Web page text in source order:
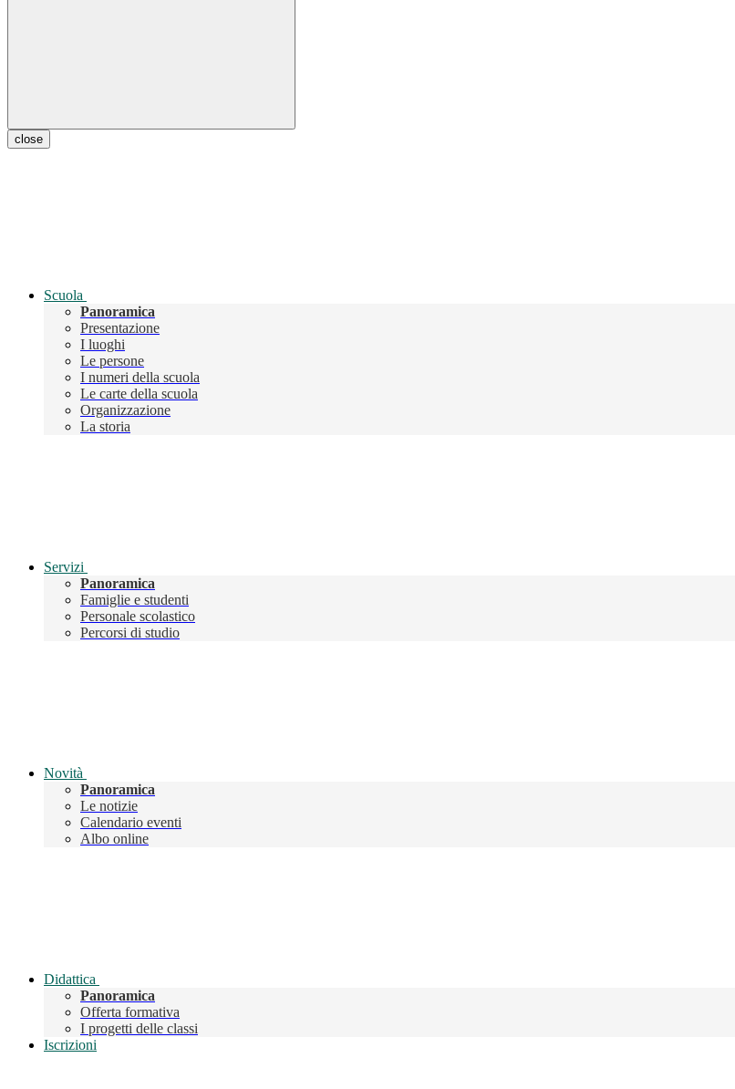
close
Scuola
Panoramica
Presentazione
I luoghi
Le persone
I numeri della scuola
Le carte della scuola
Organizzazione
La storia
Servizi
Panoramica
Famiglie e studenti
Personale scolastico
Percorsi di studio
Novità
Panoramica
Le notizie
Calendario eventi
Albo online
Didattica
Panoramica
Offerta formativa
I progetti delle classi
Iscrizioni